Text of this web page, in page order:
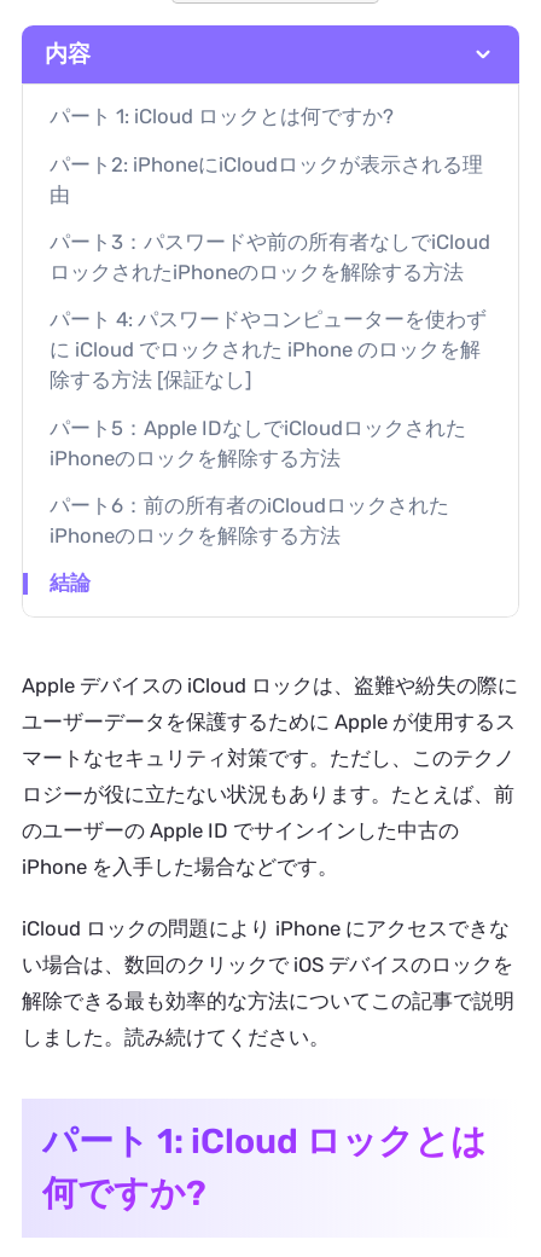
内容
パート 1: iCloud ロックとは何ですか?
パート2: iPhoneにiCloudロックが表示される理
由
パート3：パスワードや前の所有者なしでiCloud
ロックされたiPhoneのロックを解除する方法
パート 4: パスワードやコンピューターを使わず
に iCloud でロックされた iPhone のロックを解
除する方法 [保証なし]
パート5：Apple IDなしでiCloudロックされた
iPhoneのロックを解除する方法
パート6：前の所有者のiCloudロックされた
iPhoneのロックを解除する方法
結論
Apple デバイスの iCloud ロックは、盗難や紛失の際に
ユーザーデータを保護するために Apple が使用するス
マートなセキュリティ対策です。ただし、このテクノ
ロジーが役に立たない状況もあります。たとえば、前
のユーザーの Apple ID でサインインした中古の
iPhone を入手した場合などです。
iCloud ロックの問題により iPhone にアクセスできな
い場合は、数回のクリックで iOS デバイスのロックを
解除できる最も効率的な方法についてこの記事で説明
しました。読み続けてください。
パート 1: iCloud ロックとは
何ですか?